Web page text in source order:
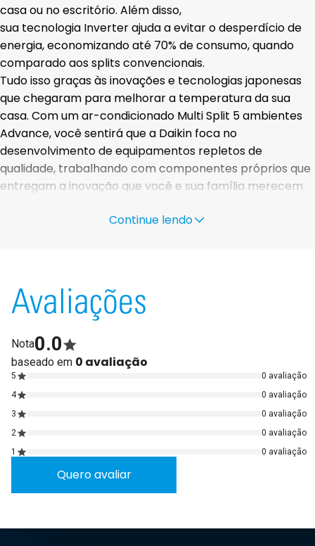
casa ou no escritório. Além disso,
sua tecnologia Inverterajuda a evitar o desperdício de
energia,economizando até 70% de consumo, quando
comparado aos splits convencionais.
Tudo isso graças às inovações e tecnologias japonesas
que chegaram para melhorar a temperatura da sua
casa. Com um ar-condicionado Multi Split 5 ambientes
Advance, você sentirá que a Daikin foca no
desenvolvimento de equipamentos repletos de
qualidade, trabalhando com componentes próprios que
entregam a inovação que você e sua família merecem.
e experimente na sua casa o bem-estar do ar-
Continue lendo
Avaliações
Nota0.0
baseado em 0 avaliação
5
0 avaliação
4
0 avaliação
3
0 avaliação
2
0 avaliação
1
0 avaliação
Quero avaliar